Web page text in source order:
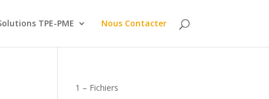
TPE-PME Nous Contacter
1 – Fichiers